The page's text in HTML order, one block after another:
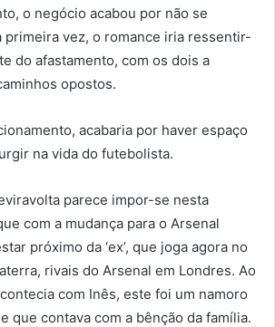
o negócio acabou por não se
primeira vez, o romance iria ressentir-
do afastamento, com os dois a
opostos.
acabaria por haver espaço
na vida do futebolista.
parece impor-se nesta
com a mudança para o Arsenal
próximo da ‘ex’, que joga agora no
rivais do Arsenal em Londres. Ao
com Inês, este foi um namoro
que contava com a bênção da família.